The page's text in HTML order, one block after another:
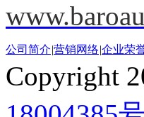
公司简介|营销网络|企业荣
Copyright